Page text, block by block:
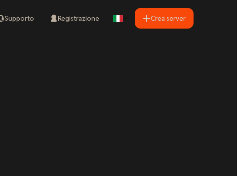
Supporto Registrazione Crea server